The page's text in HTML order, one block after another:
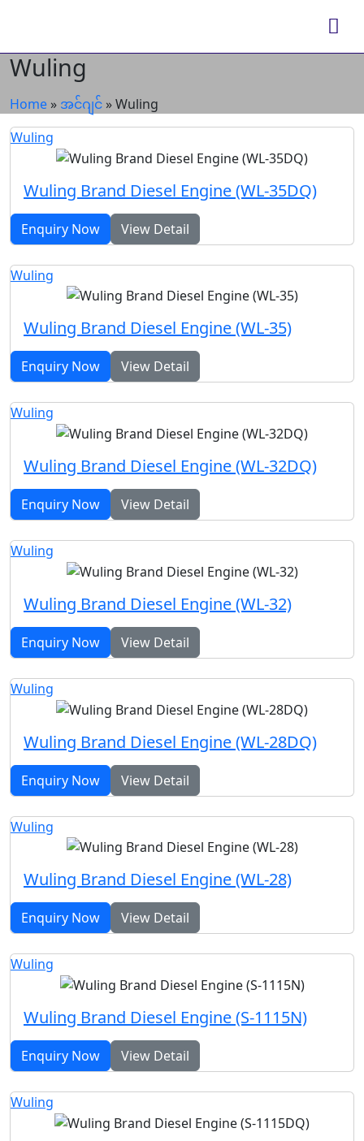
Wuling
Home » အင်ဂျင် »Wuling
Wuling
Wuling Brand Diesel Engine (WL-35DQ)
Enquiry Now View Detail
Wuling
Wuling Brand Diesel Engine (WL-35)
Enquiry Now View Detail
Wuling
Wuling Brand Diesel Engine (WL-32DQ)
Enquiry Now View Detail
Wuling
Wuling Brand Diesel Engine (WL-32)
Enquiry Now View Detail
Wuling
Wuling Brand Diesel Engine (WL-28DQ)
Enquiry Now View Detail
Wuling
Wuling Brand Diesel Engine (WL-28)
Enquiry Now View Detail
Wuling
Wuling Brand Diesel Engine (S-1115N)
Enquiry Now View Detail
Wuling